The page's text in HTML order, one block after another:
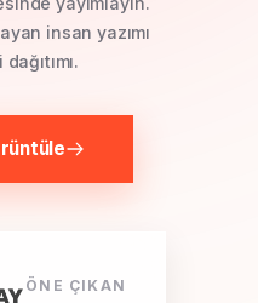
insan yazımı
ÖNE ÇIKAN